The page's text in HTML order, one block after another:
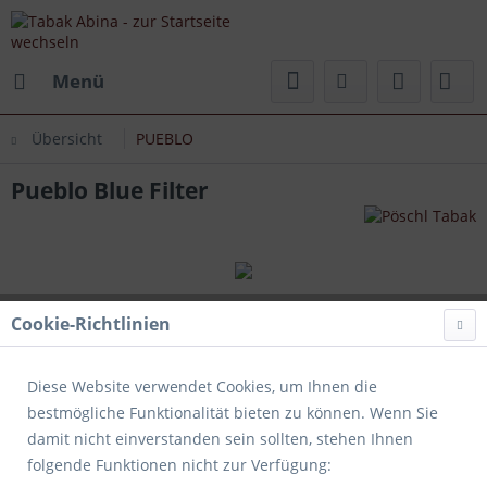
Menü
Übersicht PUEBLO
Pueblo Blue Filter
Cookie-Richtlinien
Diese Website verwendet Cookies, um Ihnen die
bestmögliche Funktionalität bieten zu können. Wenn Sie
damit nicht einverstanden sein sollten, stehen Ihnen
folgende Funktionen nicht zur Verfügung: